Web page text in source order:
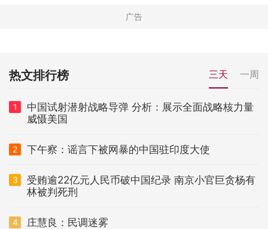
热文排行榜 三天 一周
1
中国试射潜射战略导弹 分析：展示全面战略核力量
威慑美国
2 下午察：谣言下被网暴的中国驻印度大使
3
受贿逾22亿元人民币破中国纪录 南京小官巨贪杨有
林被判死刑
4 庄慧良：民调迷雾